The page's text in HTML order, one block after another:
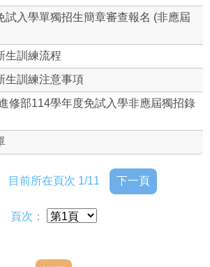
畫書(及課程手冊)
請單
課程計畫書-備查版
試入學單獨招生簡章審查報名 (非應屆
生訓練流程
生訓練注意事項
修部114學年度免試入學非應屆獨招錄
目前所在頁次 1/11 下一頁
頁次：